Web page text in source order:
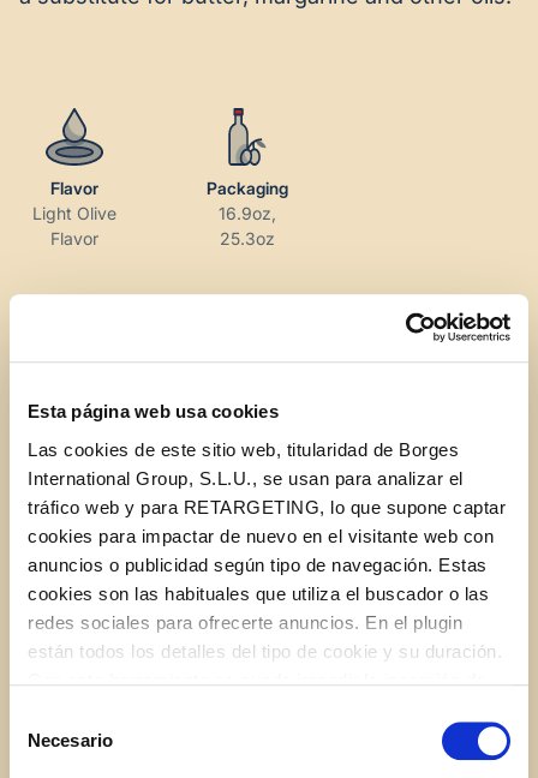
Esta página web usa cookies
Las cookies de este sitio web, titularidad de Borges
International Group, S.L.U., se usan para analizar el
tráfico web y para RETARGETING, lo que supone captar
cookies para impactar de nuevo en el visitante web con
anuncios o publicidad según tipo de navegación. Estas
cookies son las habituales que utiliza el buscador o las
redes sociales para ofrecerte anuncios. En el plugin
están todos los detalles del tipo de cookie y su duración.
la web aparece cómo evitar las cookies en el navegador.
Si se desea ver otra vez esta notificación navegar en
Necesario
Flavor
Light Olive
Flavor
Packaging
16.9oz,
25.3oz
BEST USED FOR
Stir-fry Deep-fry Backing